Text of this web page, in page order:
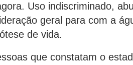
Uso indiscriminado,
geral para com a
de vida.
que constatam o estado